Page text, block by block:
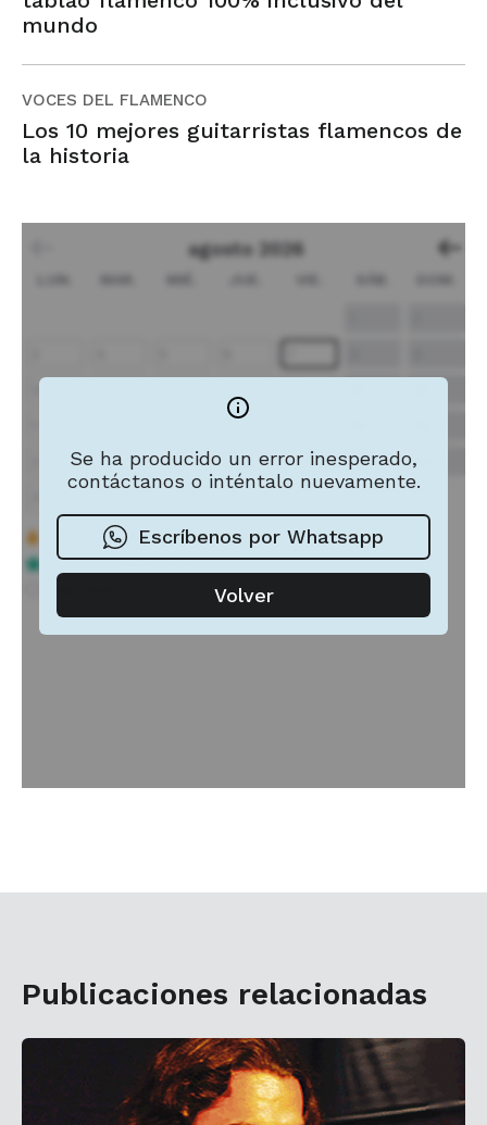
mundo
VOCES DEL FLAMENCO
Los 10 mejores guitarristas flamencos de
la historia
Publicaciones relacionadas